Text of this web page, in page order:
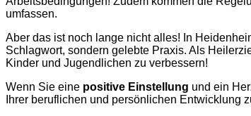
umfassen.
Aber das ist noch lange nicht alles! In
Schlagwort, sondern gelebte Praxis. Als
Kinder und Jugendlichen zu verbessern!
Wenn Sie eine positive Einstellung und ein
Ihrer beruflichen und persönlichen Entwicklung